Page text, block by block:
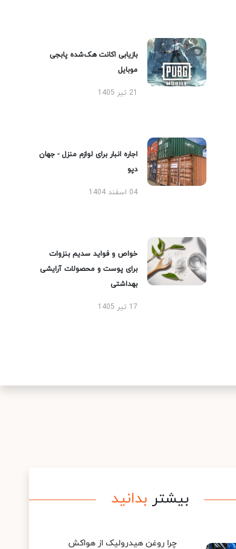
بازیابی اکانت هک‌شده پابجی
موبایل
21 تیر 1405
اجاره انبار برای لوازم منزل - جهان
دپو
04 اسفند 1404
خواص و فواید سدیم بنزوات
برای پوست و محصولات آرایشی
بهداشتی
17 تیر 1405
بیشتر بدانید
چرا روغن هیدرولیک از هواکش